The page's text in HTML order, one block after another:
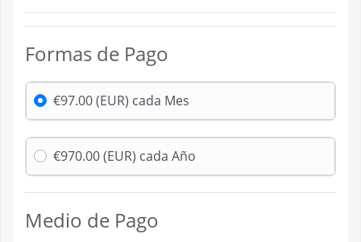
Formas de Pago
€97.00 (EUR) cada Mes
€970.00 (EUR) cada Año
Medio de Pago